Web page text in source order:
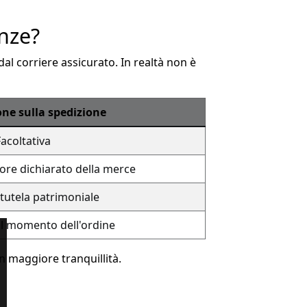
corriere assicurato. In realtà non è
sulla spedizione
dichiarato della merce
patrimoniale
momento dell'ordine
maggiore tranquillità.